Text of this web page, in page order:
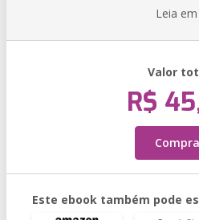
Leia
Valor
R$
Este ebook também pode